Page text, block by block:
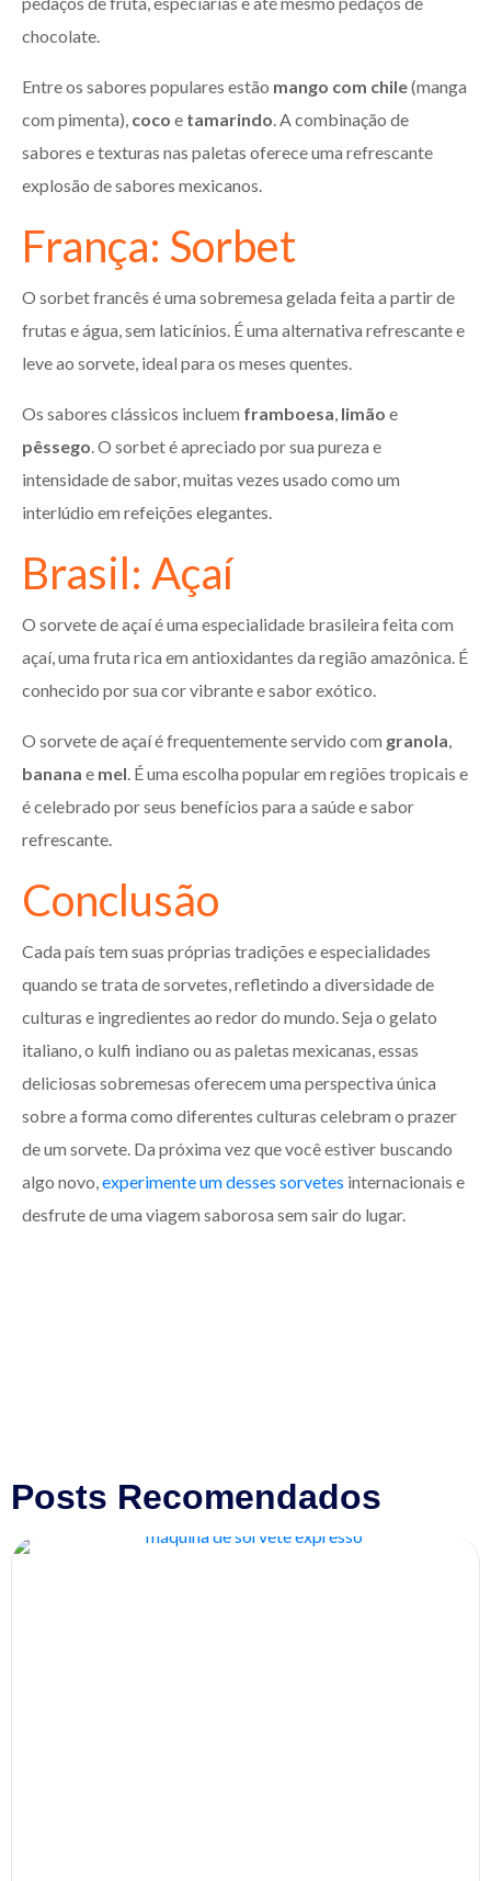
chocolate.
Entre os sabores populares estão mango com chile(manga
com pimenta), coco e tamarindo. A combinação de
sabores e texturas nas paletas oferece uma refrescante
explosão de sabores mexicanos.
França: Sorbet
O sorbet francês é uma sobremesa gelada feita a partir de
frutas e água, sem laticínios. É uma alternativa refrescante e
leve ao sorvete, ideal para os meses quentes.
Os sabores clássicos incluem framboesa, limão e
pêssego. O sorbet é apreciado por sua pureza e
intensidade de sabor, muitas vezes usado como um
interlúdio em refeições elegantes.
Brasil: Açaí
O sorvete de açaí é uma especialidade brasileira feita com
açaí, uma fruta rica em antioxidantes da região amazônica. É
conhecido por sua cor vibrante e sabor exótico.
O sorvete de açaí é frequentemente servido com granola,
banana e mel. É uma escolha popular em regiões tropicais e
é celebrado por seus benefícios para a saúde e sabor
refrescante.
Conclusão
Cada país tem suas próprias tradições e especialidades
quando se trata de sorvetes, refletindo a diversidade de
culturas e ingredientes ao redor do mundo. Seja o gelato
italiano, o kulfi indiano ou as paletas mexicanas, essas
deliciosas sobremesas oferecem uma perspectiva única
sobre a forma como diferentes culturas celebram o prazer
de um sorvete. Da próxima vez que você estiver buscando
algo novo,experimente um desses sorvetes internacionais e
desfrute de uma viagem saborosa sem sair do lugar.
Posts Recomendados